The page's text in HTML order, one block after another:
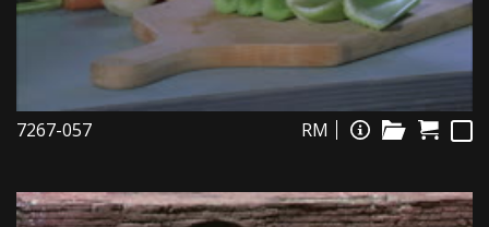
7267-057 RM